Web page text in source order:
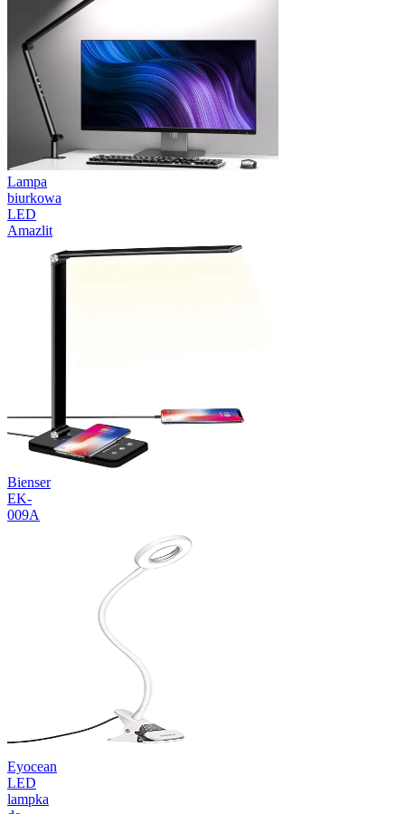
Lampa
biurkowa
LED
Amazlit
Bienser
EK-
009A
Eyocean
LED
lampka